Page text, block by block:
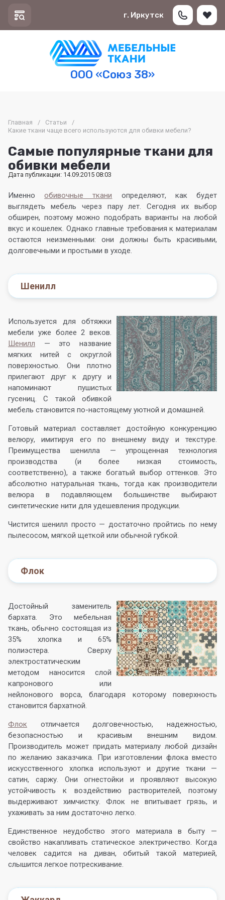
г. Иркутск
ООО «Союз 38»
Главная / Статьи
/
Какие ткани чаще всего используются для обивки мебели?
Самые популярные ткани для
обивки мебели
Дата публикации: 14.09.2015 08:03
Именнообивочные ткани определяют, как будет
выглядеть мебель через пару лет. Сегодня их выбор
обширен, поэтому можно подобрать варианты на любой
вкус и кошелек. Однако главные требования к материалам
остаются неизменными: они должны быть красивыми,
долговечными и простыми в уходе.
Шенилл
Используется для обтяжки
мебели уже более 2 веков.
Шенилл — это название
мягких нитей с округлой
поверхностью. Они плотно
прилегают друг к другу и
напоминают пушистых
гусениц. С такой обивкой
мебель становится по-настоящему уютной и домашней.
Готовый материал составляет достойную конкуренцию
велюру, имитируя его по внешнему виду и текстуре.
Преимущества шенилла — упрощенная технология
производства (и более низкая стоимость,
соответственно), а также богатый выбор оттенков. Это
абсолютно натуральная ткань, тогда как производители
велюра в подавляющем большинстве выбирают
синтетические нити для удешевления продукции.
Чистится шенилл просто — достаточно пройтись по нему
пылесосом, мягкой щеткой или обычной губкой.
Флок
Достойный заменитель
бархата. Это мебельная
ткань, обычно состоящая из
35% хлопка и 65%
полиэстера. Сверху
электростатическим
методом наносится слой
капронового или
нейлонового ворса, благодаря которому поверхность
становится бархатной.
Флок отличается долговечностью, надежностью,
безопасностью и красивым внешним видом.
Производитель может придать материалу любой дизайн
по желанию заказчика. При изготовлении флока вместо
искусственного хлопка используют и другие ткани —
сатин, саржу. Они огнестойки и проявляют высокую
устойчивость к воздействию растворителей, поэтому
выдерживают химчистку. Флок не впитывает грязь, и
ухаживать за ним достаточно легко.
Единственное неудобство этого материала в быту —
свойство накапливать статическое электричество. Когда
человек садится на диван, обитый такой материей,
слышится легкое потрескивание.